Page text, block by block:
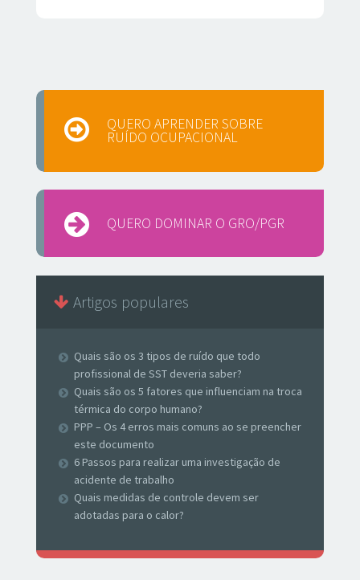
QUERO APRENDER SOBRE
RUÍDO OCUPACIONAL
QUERO DOMINAR O GRO/PGR
Artigos populares
Quais são os 3 tipos de ruído que todo
profissional de SST deveria saber?
Quais são os 5 fatores que influenciam na troca
térmica do corpo humano?
PPP – Os 4 erros mais comuns ao se preencher
este documento
6 Passos para realizar uma investigação de
acidente de trabalho
Quais medidas de controle devem ser
adotadas para o calor?